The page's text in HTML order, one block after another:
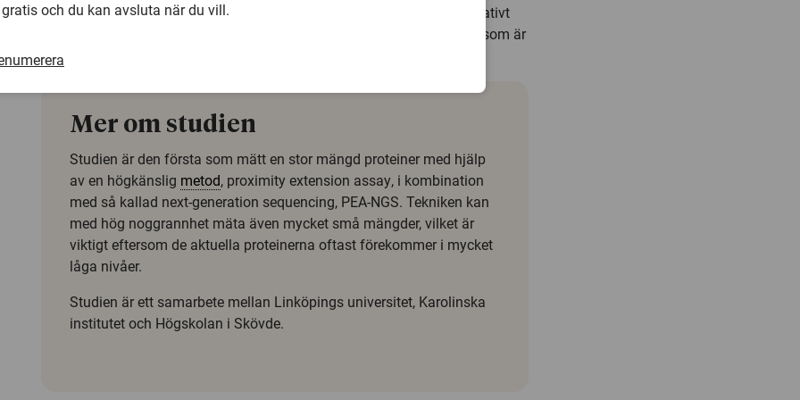
effektiv. Men sådan behandling kan ge mer biverkningar och kostar relativt
mycket, och en del patienter behöver den inte, säger Mika Gustafsson, som är
professor
Mer om studien
Studien är den första som mätt en stor mängd proteiner med hjälp
av en högkänslig metod, proximity extension assay, i kombination
med så kallad next-generation sequencing, PEA-NGS. Tekniken kan
med hög noggrannhet mäta även mycket små mängder, vilket är
viktigt eftersom de aktuella proteinerna oftast förekommer i mycket
låga nivåer.
Studien är ett samarbete mellan Linköpings universitet, Karolinska
institutet och Högskolan i Skövde.
gratis och du kan avsluta när du vill.